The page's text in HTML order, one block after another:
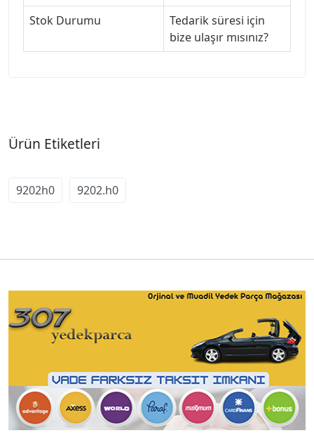
Stok Durumu
Tedarik süresi için
bize ulaşır mısınız?
Ürün Etiketleri
9202h0 9202.h0